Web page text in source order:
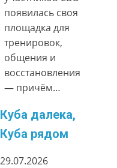
появилась своя
площадка для
тренировок,
общения и
восстановления
— причём…
Куба далека,
Куба рядом
29.07.2026